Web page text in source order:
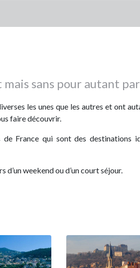
sans pour autant
les unes que les autres et ont
faire découvrir.
France qui sont des destinations
weekend ou d’un court séjour.